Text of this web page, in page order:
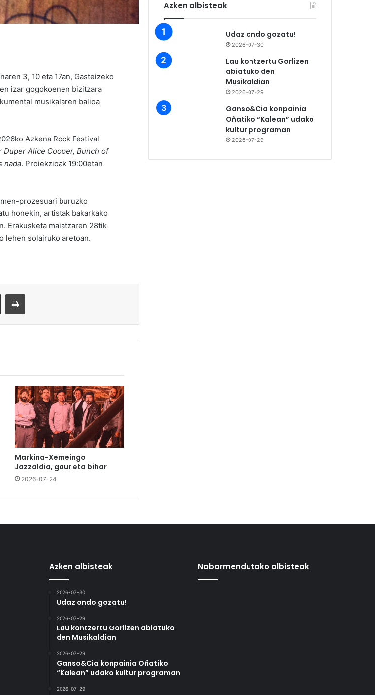
3, 10 eta 17an, Gasteizeko
izar gogokoenen bizitzara
musikalaren balioa
Azkena Rock Festival
Duper Alice Cooper, Bunch of
nada. Proiekzioak 19:00etan
prozesuari buruzko
honekin, artistak bakarkako
Erakusketa maiatzaren 28tik
lehen solairuko aretoan.
Markina-Xemeingo
Jazzaldia, gaur eta bihar
2026-07-24
Azken albisteak
Udaz ondo gozatu!
2026-07-30
Lau kontzertu Gorlizen
abiatuko den
Musikaldian
2026-07-29
Ganso&Cia konpainia
Oñatiko “Kalean” udako
kultur programan
2026-07-29
Azken albisteak
2026-07-30
Udaz ondo gozatu!
2026-07-29
Lau kontzertu Gorlizen abiatuko
den Musikaldian
2026-07-29
Ganso&Cia konpainia Oñatiko
“Kalean” udako kultur programan
2026-07-29
Nabarmendutako albisteak